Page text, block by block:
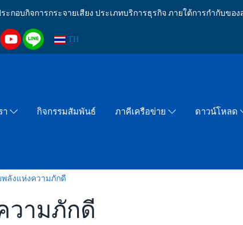
กอบกิจการกระจายเสียง ประเภทบริการธุรกิจ ภายใต้การกำกับ
TH
า กิจกรรมสัมพันธ์ ภาคีเครือข่าย ดาวน์โหลด
ลังแห่งความภักดี
วามภักดี